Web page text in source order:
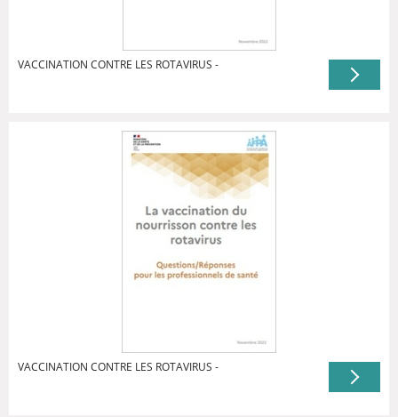
VACCINATION CONTRE LES ROTAVIRUS -
VACCINATION CONTRE LES ROTAVIRUS -